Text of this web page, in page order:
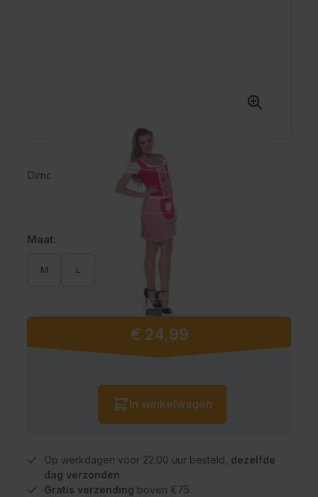
Dirndl Judith roze
Maat:
M L
Vanaf:
€ 24,99
Aantal
In winkelwagen
Op werkdagen voor 22.00 uur besteld, dezelfde
dag verzonden
Gratis verzending boven €75